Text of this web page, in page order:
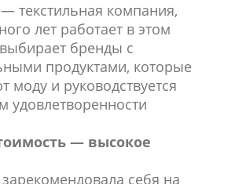
текстильная компания,
лет работает в этом
бренды с
продуктами, которые
моду и руководствуется
удовлетворенности
— высокое
себя на